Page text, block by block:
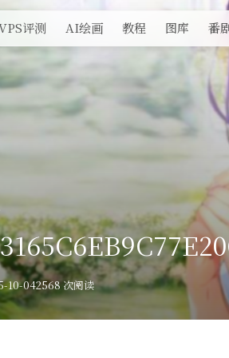
评测 AI绘画 教程 图库 番
10-042568 次阅读